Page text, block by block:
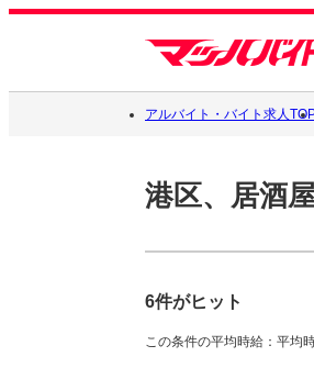
アルバイト・バイト求人
港区、居酒
6件がヒット
この条件の平均時給：平均